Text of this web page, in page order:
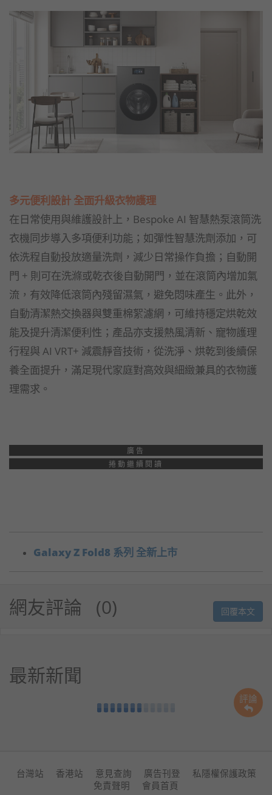
評論
多元便利設計 全面升級衣物護理
在日常使用與維護設計上，Bespoke AI 智慧熱泵滾筒洗
衣機同步導入多項便利功能；如彈性智慧洗劑添加，可
依洗程自動投放適量洗劑，減少日常操作負擔；自動開
門 + 則可在洗滌或乾衣後自動開門，並在滾筒內增加氣
流，有效降低滾筒內殘留濕氣，避免悶味產生。此外，
自動清潔熱交換器與雙重棉絮濾網，可維持穩定烘乾效
能及提升清潔便利性；產品亦支援熱風清新、寵物護理
行程與 AI VRT+ 減震靜音技術，從洗淨、烘乾到後續保
養全面提升，滿足現代家庭對高效與細緻兼具的衣物護
理需求。
廣告
捲動繼續閱讀
Galaxy Z Fold8 系列 全新上市
網友評論 0 回覆本文
最新新聞
台灣站 香港站 意見查詢 廣告刊登
私隱權保護政策
免責聲明
會員首頁